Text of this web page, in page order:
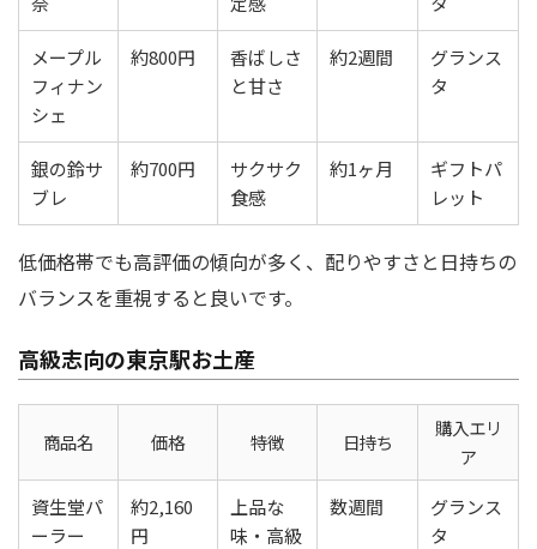
メープル
フィナン
シェ
約800円
香ばしさ
と甘さ
約2週間
グランス
タ
銀の鈴サ
ブレ
約700円
サクサク
食感
約1ヶ月
ギフトパ
レット
低価格帯でも高評価の傾向が多く、配りやすさと日持ちの
バランスを重視すると良いです。
高級志向の東京駅お土産
商品名 価格 特徴 日持ち
購入エリ
ア
資生堂パ
ーラー
約2,160
円
上品な
味・高級
数週間
グランス
タ